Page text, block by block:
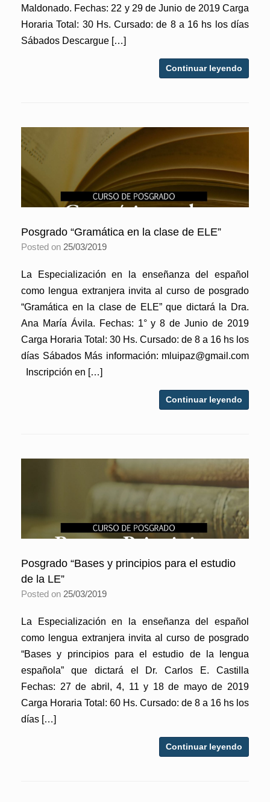
Maldonado. Fechas: 22 y 29 de Junio de 2019 Carga
Horaria Total: 30 Hs. Cursado: de 8 a 16 hs los días
Sábados Descargue […]
Continuar leyendo
Posgrado “Gramática en la clase de ELE”
Posted on 25/03/2019
La Especialización en la enseñanza del español
como lengua extranjera invita al curso de posgrado
“Gramática en la clase de ELE” que dictará la Dra.
Ana María Ávila. Fechas: 1° y 8 de Junio de 2019
Carga Horaria Total: 30 Hs. Cursado: de 8 a 16 hs los
días Sábados Más información: mluipaz@gmail.com
Inscripción en […]
Continuar leyendo
Posgrado “Bases y principios para el estudio
de la LE”
Posted on 25/03/2019
La Especialización en la enseñanza del español
como lengua extranjera invita al curso de posgrado
“Bases y principios para el estudio de la lengua
española” que dictará el Dr. Carlos E. Castilla
Fechas: 27 de abril, 4, 11 y 18 de mayo de 2019
Carga Horaria Total: 60 Hs. Cursado: de 8 a 16 hs los
días […]
Continuar leyendo